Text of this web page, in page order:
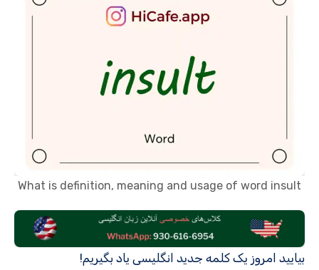
What is definition, meaning and usage of word insult
بیایید امروز یک کلمه جدید انگلیسی یاد بگیریم!